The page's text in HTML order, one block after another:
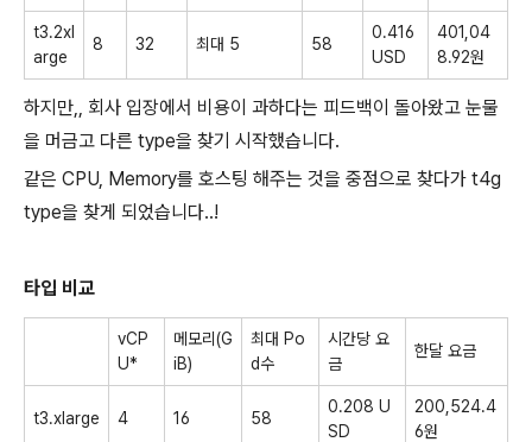
t3.2xl
arge
8 32 최대 5 58
0.416
USD
401,04
8.92원
하지만,, 회사 입장에서 비용이 과하다는 피드백이 돌아왔고 눈물
을 머금고 다른 type을 찾기 시작했습니다.
같은 CPU, Memory를 호스팅 해주는 것을 중점으로 찾다가 t4g
type을 찾게 되었습니다..!
타입 비교
vCP
U*
메모리(G
iB)
최대 Po
d수
시간당 요
금
한달 요금
t3.xlarge 4 16 58
0.208 U
SD
200,524.4
6원